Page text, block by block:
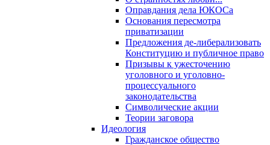
Оправдания дела ЮКОСа
Основания пересмотра
приватизации
Предложения де-либерализовать
Конституцию и публичное право
Призывы к ужесточению
уголовного и уголовно-
процессуального
законодательства
Символические акции
Теории заговора
Идеология
Гражданское общество